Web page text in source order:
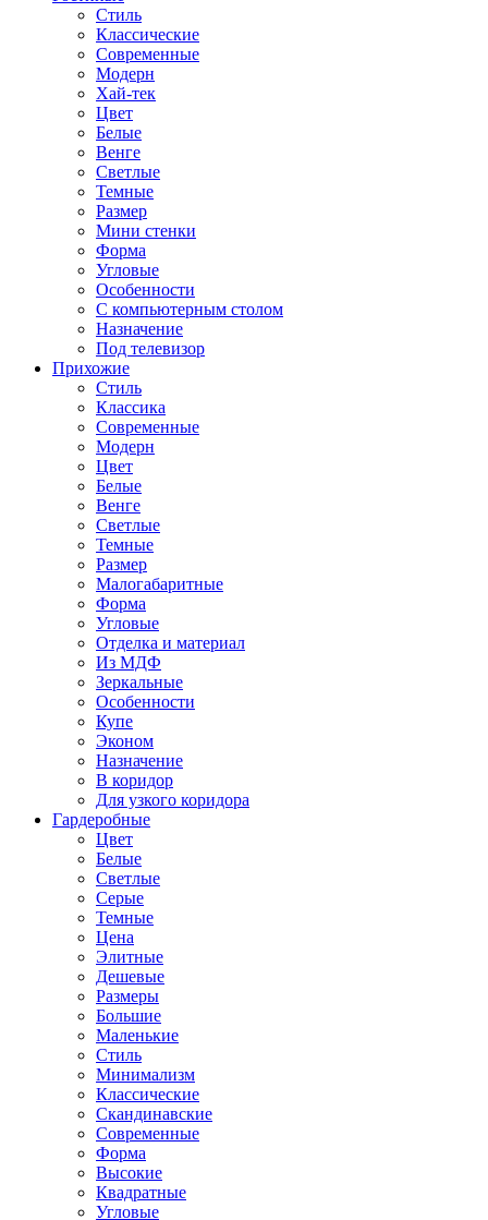
Стиль
Классические
Современные
Модерн
Хай-тек
Цвет
Белые
Венге
Светлые
Темные
Размер
Мини стенки
Форма
Угловые
Особенности
С компьютерным столом
Назначение
Под телевизор
Прихожие
Стиль
Классика
Современные
Модерн
Цвет
Белые
Венге
Светлые
Темные
Размер
Малогабаритные
Форма
Угловые
Отделка и материал
Из МДФ
Зеркальные
Особенности
Купе
Эконом
Назначение
В коридор
Для узкого коридора
Гардеробные
Цвет
Белые
Светлые
Серые
Темные
Цена
Элитные
Дешевые
Размеры
Большие
Маленькие
Стиль
Минимализм
Классические
Скандинавские
Современные
Форма
Высокие
Квадратные
Угловые